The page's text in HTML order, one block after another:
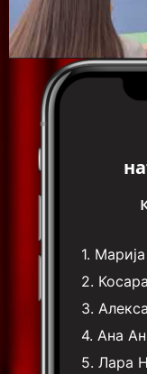
1.
2.
3.
4. Ана
5.Лара